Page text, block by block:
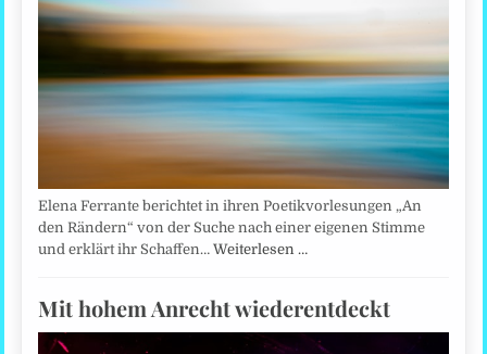
Elena Ferrante berichtet in ihren Poetikvorlesungen „An
den Rändern“ von der Suche nach einer eigenen Stimme
und erklärt ihr Schaffen…Weiterlesen …
Mit hohem Anrecht wiederentdeckt